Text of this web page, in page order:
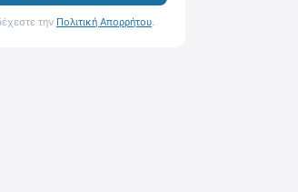
την Πολιτική Απορρήτου.